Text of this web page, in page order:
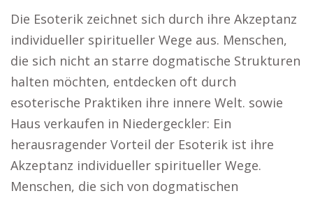
Die Esoterik zeichnet sich durch ihre Akzeptanz
individueller spiritueller Wege aus. Menschen,
die sich nicht an starre dogmatische Strukturen
halten möchten, entdecken oft durch
esoterische Praktiken ihre innere Welt. sowie
Haus verkaufen in Niedergeckler: Ein
herausragender Vorteil der Esoterik ist ihre
Akzeptanz individueller spiritueller Wege.
Menschen, die sich von dogmatischen